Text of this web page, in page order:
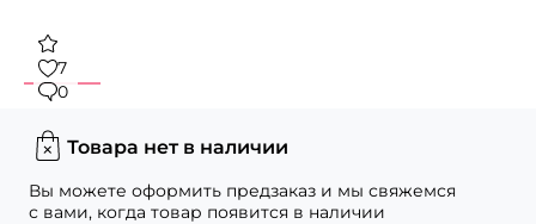
7
0
Товара нет в наличии
Вы можете оформить предзаказ и мы свяжемся
с вами, когда товар появится в наличии